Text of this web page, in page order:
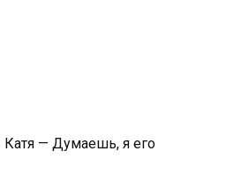
Катя — Думаешь, я его